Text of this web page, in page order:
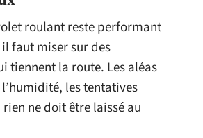
roulant reste performant
faut miser sur des
tiennent la route. Les aléas
les tentatives
ne doit être laissé au